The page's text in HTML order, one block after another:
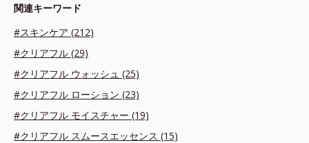
関連キーワード
#スキンケア (212)
#クリアフル (29)
#クリアフル ウォッシュ (25)
#クリアフル ローション (23)
#クリアフル モイスチャー (19)
#クリアフル スムースエッセンス (15)